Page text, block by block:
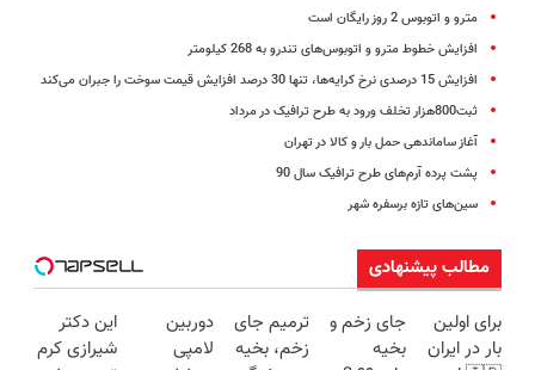
مترو و اتوبوس 2 روز رایگان است
افزایش خطوط مترو و اتوبوس‌های تندرو به 268 کیلومتر
افزایش 15 درصدی نرخ کرایه‌ها، تنها 30 درصد افزایش قیمت سوخت را جبران می‌کند
ثبت800هزار تخلف ورود به طرح ترافیک در مرداد
آغاز ساماندهی حمل بار و کالا در تهران
پشت پرده آرم‌های طرح ترافیک سال 90
سین‌های تازه برسفره شهر
مطالب پیشنهادی
برای اولین
بار در ایران
جای زخم و
بخیه
ترمیم جای
زخم، بخیه
دوربین
لامپی
این دکتر
شیرازی کرم